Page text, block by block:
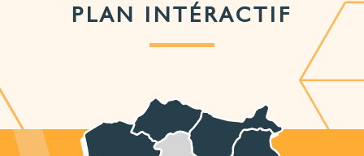
PLAN INTÉRACTIF